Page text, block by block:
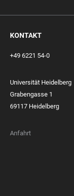
KONTAKT
+49 6221 54-0
Universität Heidelberg
Grabengasse 1
69117 Heidelberg
Anfahrt